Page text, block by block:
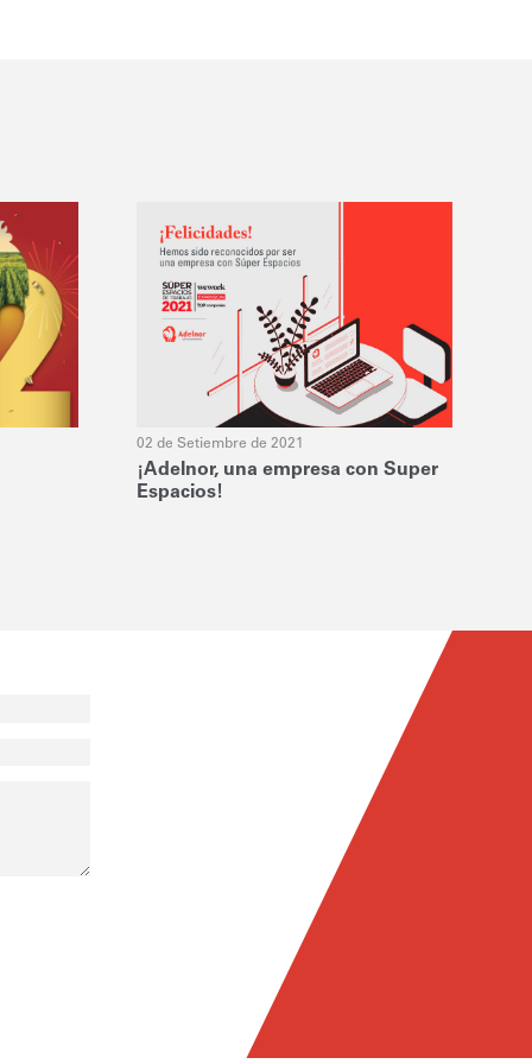
02 de Setiembre de 2021
¡Adelnor, una empresa con Super
Espacios!